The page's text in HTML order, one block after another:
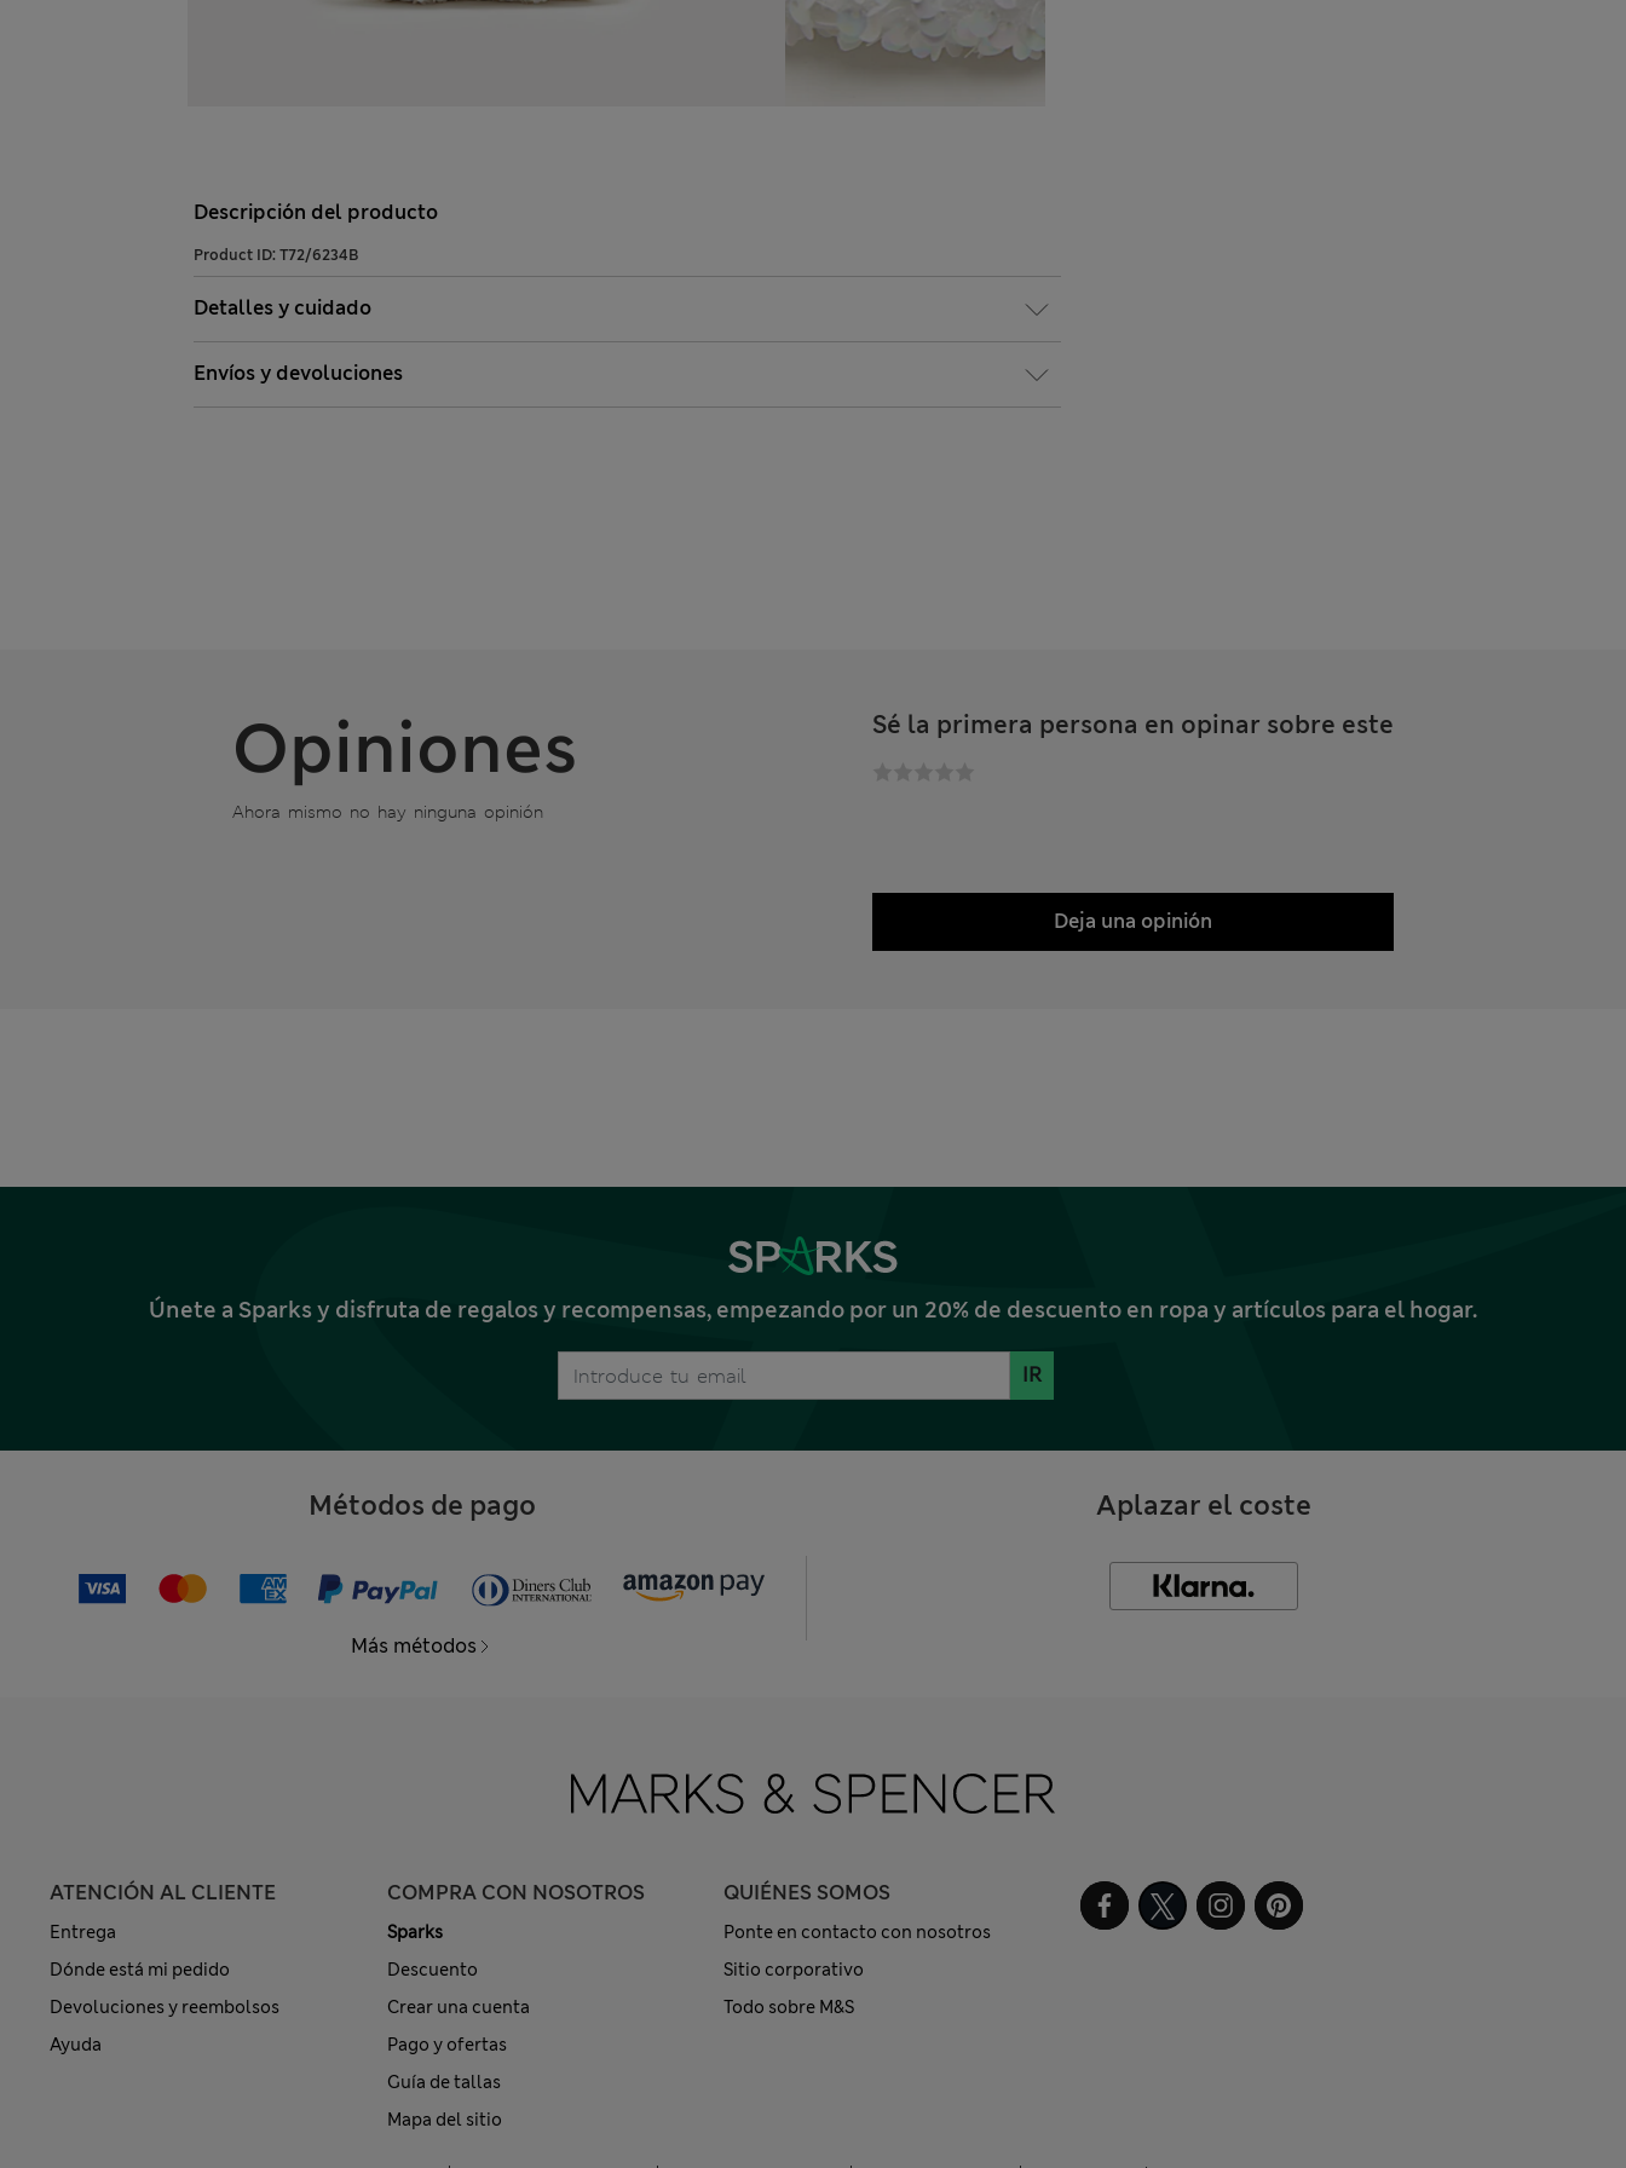
Descripción del producto
Product ID: T72/6234B
Detalles y cuidado
Envíos y devoluciones
Opiniones
Ahora mismo no hay ninguna opinión
Sé la primera persona en opinar sobre este
Deja una opinión
Únete a Sparks y disfruta de regalos y recompensas, empezando por un 20% de descuento en ropa y artículos para el hogar.
IR
Métodos de pago
Más métodos
Aplazar el coste
ATENCIÓN AL CLIENTE
Entrega
Dónde está mi pedido
Devoluciones y reembolsos
Ayuda
COMPRA CON NOSOTROS
Sparks
Descuento
Crear una cuenta
Pago y ofertas
Guía de tallas
Mapa del sitio
QUIÉNES SOMOS
Ponte en contacto con nosotros
Sitio corporativo
Todo sobre M&S